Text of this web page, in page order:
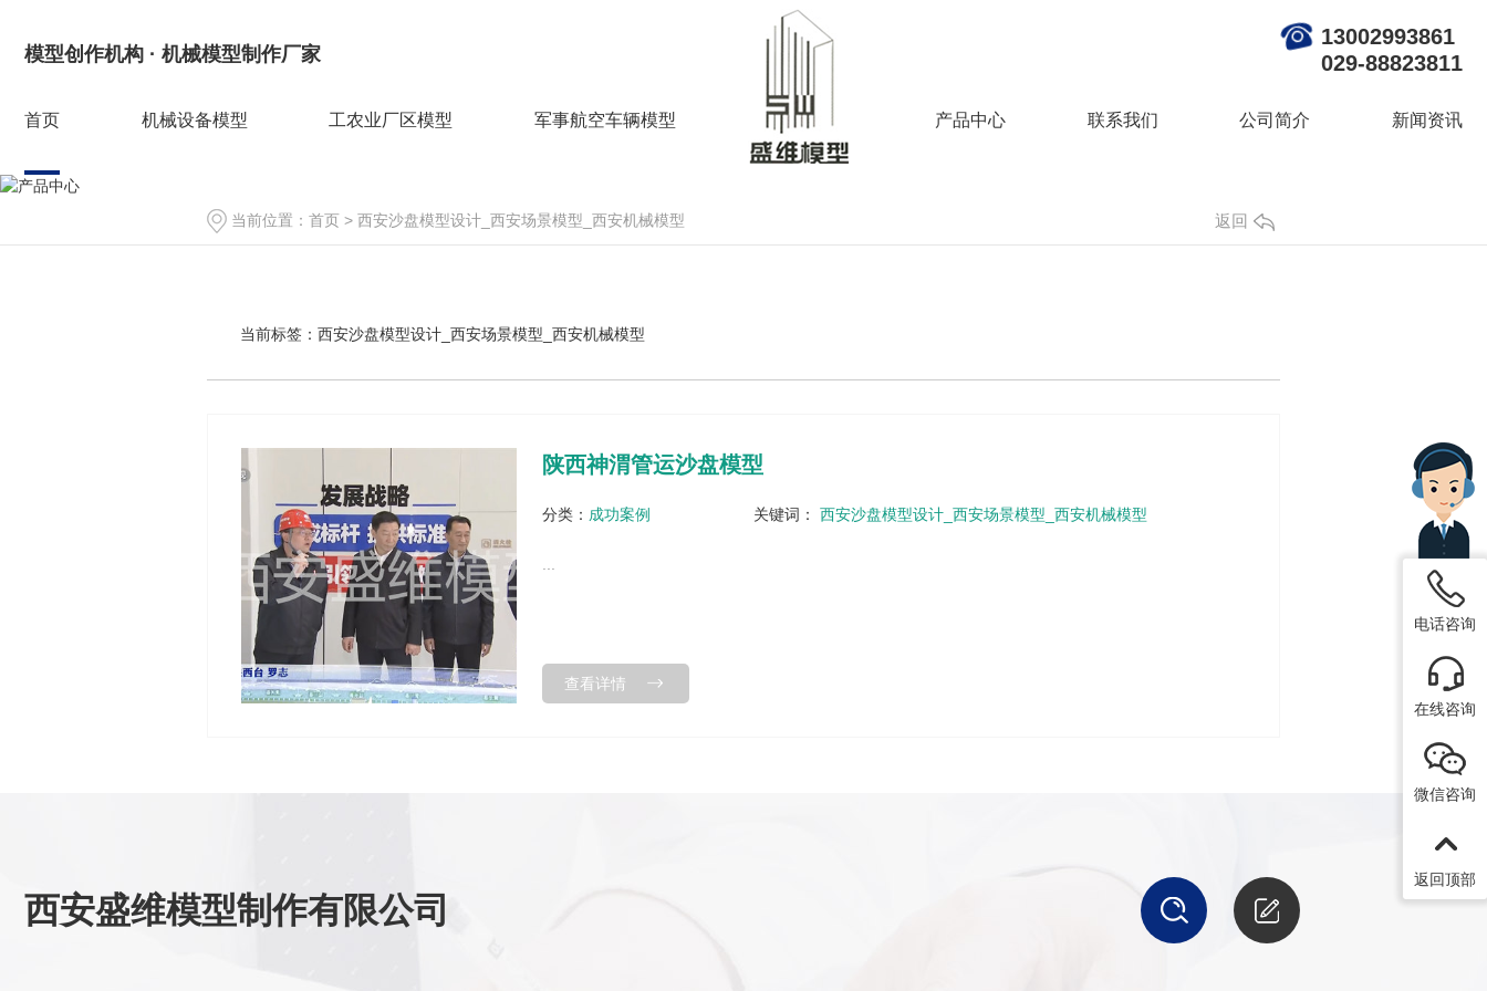
模型创作机构 · 机械模型制作厂家
13002993861
029-88823811
首页 机械设备模型 工农业厂区模型 军事航空车辆模型 产品中心 联系我们 公司简介 新闻资讯
当前位置： 首页 > 西安沙盘模型设计_西安场景模型_西安机械模型 返回
当前标签： 西安沙盘模型设计_西安场景模型_西安机械模型
陕西神渭管运沙盘模型
分类： 成功案例 关键词： 西安沙盘模型设计_西安场景模型_西安机械模型
...
查看详情
西安盛维模型制作有限公司
电话咨询
在线咨询
微信咨询
返回顶部